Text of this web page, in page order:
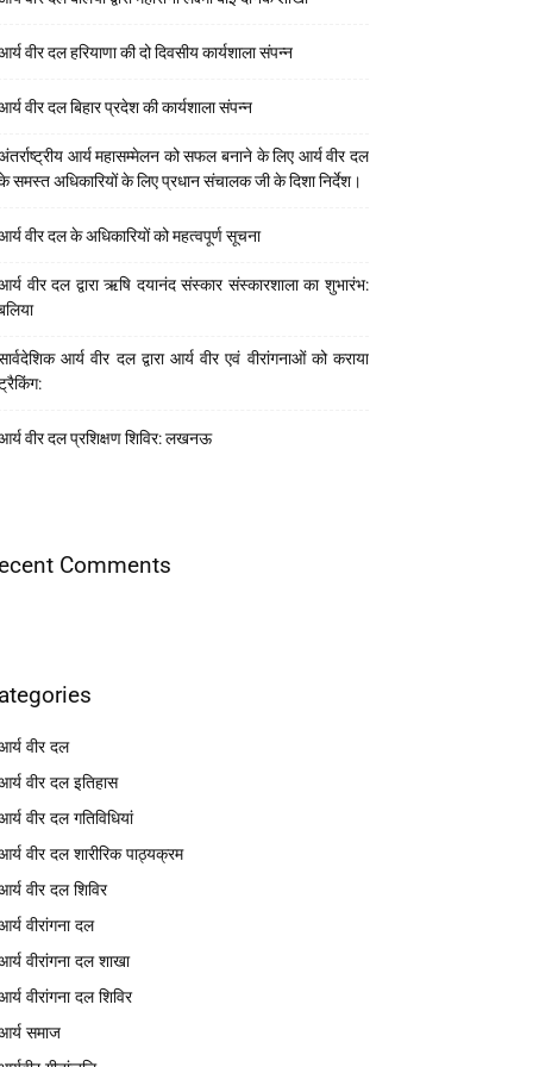
वीर दल हरियाणा की दो दिवसीय कार्यशाला संपन्न
वीर दल बिहार प्रदेश की कार्यशाला संपन्न
आर्य महासम्मेलन को सफल बनाने के लिए आर्य वीर दल
समस्त अधिकारियों के लिए प्रधान संचालक जी के दिशा निर्देश।
वीर दल के अधिकारियों को महत्वपूर्ण सूचना
वीर दल द्वारा ऋषि दयानंद संस्कार संस्कारशाला का शुभारंभ:
आर्य वीर दल द्वारा आर्य वीर एवं वीरांगनाओं को कराया
वीर दल प्रशिक्षण शिविर: लखनऊ
Comments
वीर दल
वीर दल इतिहास
वीर दल गतिविधियां
वीर दल शारीरिक पाठ्यक्रम
वीर दल शिविर
वीरांगना दल
वीरांगना दल शाखा
वीरांगना दल शिविर
समाज